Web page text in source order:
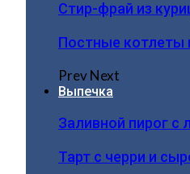
Стир-фрай из
Постные котлеты
PrevNext
Выпечка
Заливной пирог с
Тарт с черри и